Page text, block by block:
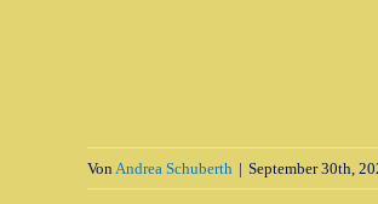
Von Andrea Schuberth | September 30th,